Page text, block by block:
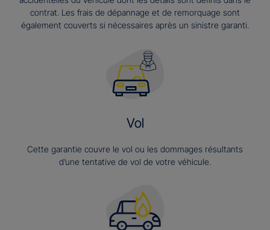
contrat. Les frais de dépannage et de remorquage sont
également couverts si nécessaires après un sinistre garanti.
Vol
Cette garantie couvre le vol ou les dommages résultants
d’une tentative de vol de votre véhicule.